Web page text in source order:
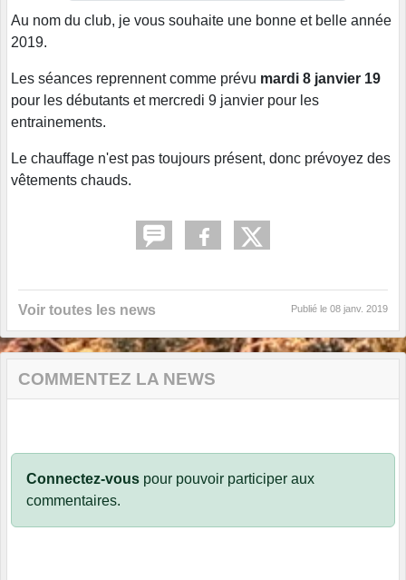
Au nom du club, je vous souhaite une bonne et belle année
2019.
Les séances reprennent comme prévu mardi 8 janvier 19
pour les débutants et mercredi 9 janvier pour les
entrainements.
Le chauffage n'est pas toujours présent, donc prévoyez des
vêtements chauds.
Voir toutes les news Publié le 08 janv. 2019
COMMENTEZ LA NEWS
Connectez-vous pour pouvoir participer aux
commentaires.